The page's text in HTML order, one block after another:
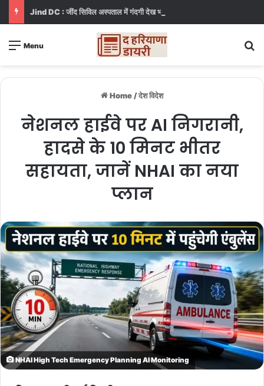
Menu
Home /देश विदेश
नेशनल हाईवे पर AI निगरानी,
हादसे के 10 मिनट भीतर
सहायता, जानें NHAI का नया
प्लान
NHAI High Tech Emergency Planning AI Monitoring